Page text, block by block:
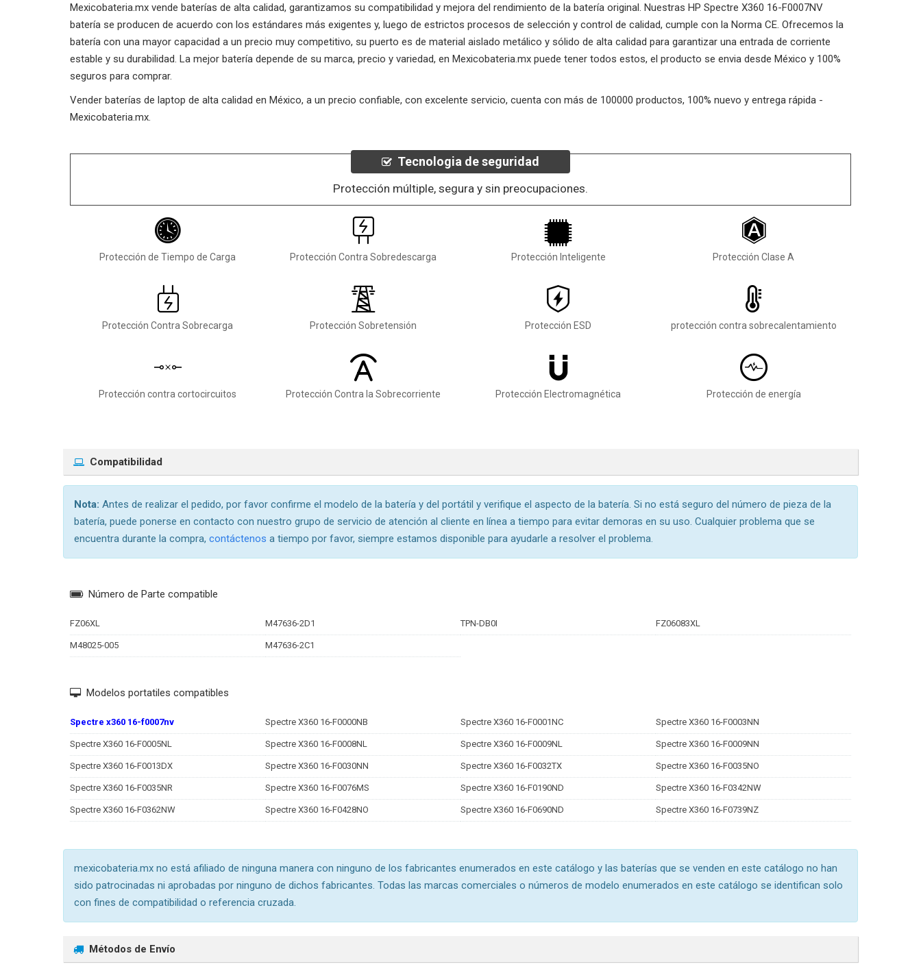
Mexicobateria.mx vende baterías de alta calidad, garantizamos su compatibilidad y mejora del rendimiento de la batería original. Nuestras HP Spectre X360 16-F0007NV
batería se producen de acuerdo con los estándares más exigentes y, luego de estrictos procesos de selección y control de calidad, cumple con la Norma CE. Ofrecemos la
batería con una mayor capacidad a un precio muy competitivo, su puerto es de material aislado metálico y sólido de alta calidad para garantizar una entrada de corriente
estable y su durabilidad. La mejor batería depende de su marca, precio y variedad, en Mexicobateria.mx puede tener todos estos, el producto se envia desde México y 100%
seguros para comprar.
Vender baterías de laptop de alta calidad en México, a un precio confiable, con excelente servicio, cuenta con más de 100000 productos, 100% nuevo y entrega rápida -
Mexicobateria.mx.
Tecnologia de seguridad
Protección múltiple, segura y sin preocupaciones.
Protección de Tiempo de Carga Protección Contra Sobredescarga Protección Inteligente Protección Clase A
Protección Contra Sobrecarga Protección Sobretensión Protección ESD protección contra sobrecalentamiento
Protección contra cortocircuitos Protección Contra la Sobrecorriente Protección Electromagnética Protección de energía
Compatibilidad
Nota: Antes de realizar el pedido, por favor confirme el modelo de la batería y del portátil y verifique el aspecto de la batería. Si no está seguro del número de pieza de la
batería, puede ponerse en contacto con nuestro grupo de servicio de atención al cliente en línea a tiempo para evitar demoras en su uso. Cualquier problema que se
encuentra durante la compra, contáctenos a tiempo por favor, siempre estamos disponible para ayudarle a resolver el problema.
Número de Parte compatible
FZ06XL M47636-2D1 TPN-DB0I FZ06083XL
M48025-005 M47636-2C1
Modelos portatiles compatibles
Spectre x360 16-f0007nv Spectre X360 16-F0000NB Spectre X360 16-F0001NC Spectre X360 16-F0003NN
Spectre X360 16-F0005NL Spectre X360 16-F0008NL Spectre X360 16-F0009NL Spectre X360 16-F0009NN
Spectre X360 16-F0013DX Spectre X360 16-F0030NN Spectre X360 16-F0032TX Spectre X360 16-F0035NO
Spectre X360 16-F0035NR Spectre X360 16-F0076MS Spectre X360 16-F0190ND Spectre X360 16-F0342NW
Spectre X360 16-F0362NW Spectre X360 16-F0428NO Spectre X360 16-F0690ND Spectre X360 16-F0739NZ
mexicobateria.mx no está afiliado de ninguna manera con ninguno de los fabricantes enumerados en este catálogo y las baterías que se venden en este catálogo no han
sido patrocinadas ni aprobadas por ninguno de dichos fabricantes. Todas las marcas comerciales o números de modelo enumerados en este catálogo se identifican solo
con fines de compatibilidad o referencia cruzada.
Métodos de Envío